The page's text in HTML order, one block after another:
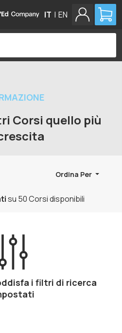
IT | EN
Corsi quello più
Ordina Per
su 50 Corsi disponibili
i filtri di ricerca